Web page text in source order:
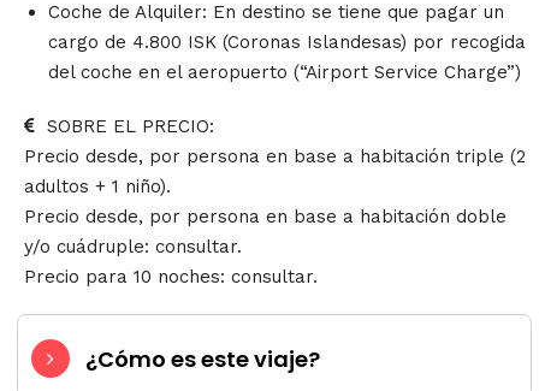
Coche de Alquiler: En destino se tiene que pagar un
cargo de 4.800 ISK (Coronas Islandesas) por recogida
del coche en el aeropuerto (“Airport Service Charge”)
SOBRE EL PRECIO:
Precio desde, por persona en base a habitación triple (2
adultos + 1 niño).
Precio desde, por persona en base a habitación doble
y/o cuádruple: consultar.
Precio para 10 noches: consultar.
¿Cómo es este viaje?